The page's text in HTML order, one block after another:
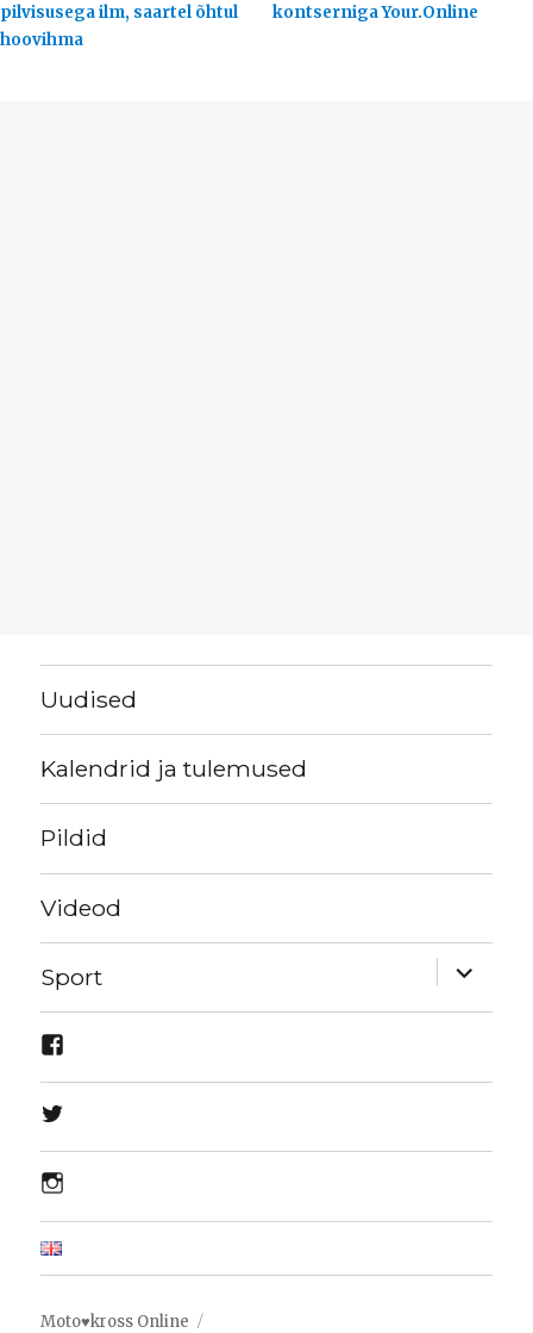
pilvisusega ilm, saartel õhtul
hoovihma
kontserniga Your.Online
Uudised
Kalendrid ja tulemused
Pildid
Videod
Sport
expand
child
Moto♥kross Online